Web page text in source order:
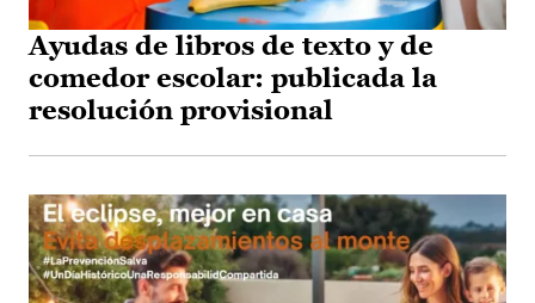
Ayudas de libros de texto y de
comedor escolar: publicada la
resolución provisional